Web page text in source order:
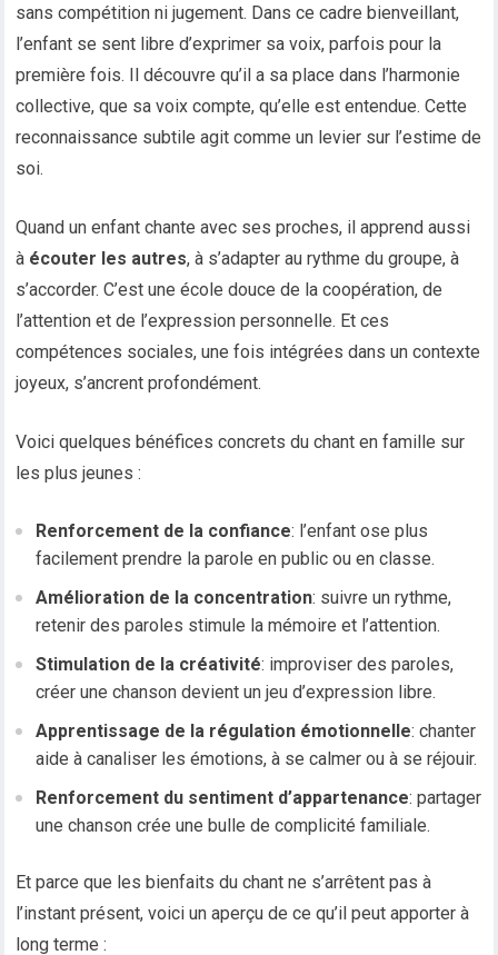
sans compétition ni jugement. Dans ce cadre bienveillant,
l’enfant se sent libre d’exprimer sa voix, parfois pour la
première fois. Il découvre qu’il a sa place dans l’harmonie
collective, que sa voix compte, qu’elle est entendue. Cette
reconnaissance subtile agit comme un levier sur l’estime de
soi.
Quand un enfant chante avec ses proches, il apprend aussi
à écouter les autres, à s’adapter au rythme du groupe, à
s’accorder. C’est une école douce de la coopération, de
l’attention et de l’expression personnelle. Et ces
compétences sociales, une fois intégrées dans un contexte
joyeux, s’ancrent profondément.
Voici quelques bénéfices concrets du chant en famille sur
les plus jeunes :
Renforcement de la confiance: l’enfant ose plus
facilement prendre la parole en public ou en classe.
Amélioration de la concentration: suivre un rythme,
retenir des paroles stimule la mémoire et l’attention.
Stimulation de la créativité: improviser des paroles,
créer une chanson devient un jeu d’expression libre.
Apprentissage de la régulation émotionnelle: chanter
aide à canaliser les émotions, à se calmer ou à se réjouir.
Renforcement du sentiment d’appartenance: partager
une chanson crée une bulle de complicité familiale.
Et parce que les bienfaits du chant ne s’arrêtent pas à
l’instant présent, voici un aperçu de ce qu’il peut apporter à
long terme :